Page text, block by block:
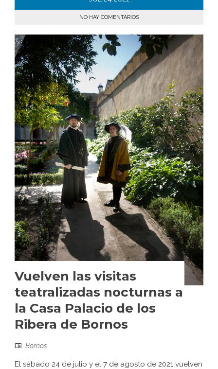
NO HAY COMENTARIOS
Vuelven las visitas
teatralizadas nocturnas a
la Casa Palacio de los
Ribera de Bornos
Bornos
El sábado 24 de julio y el 7 de agosto de 2021 vuelven